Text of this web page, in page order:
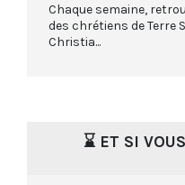
Chaque semaine,
des chrétiens de Terre
Christia...
⌛ ET SI